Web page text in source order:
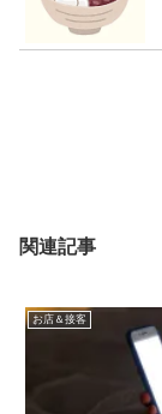
関連記事
お店＆接客